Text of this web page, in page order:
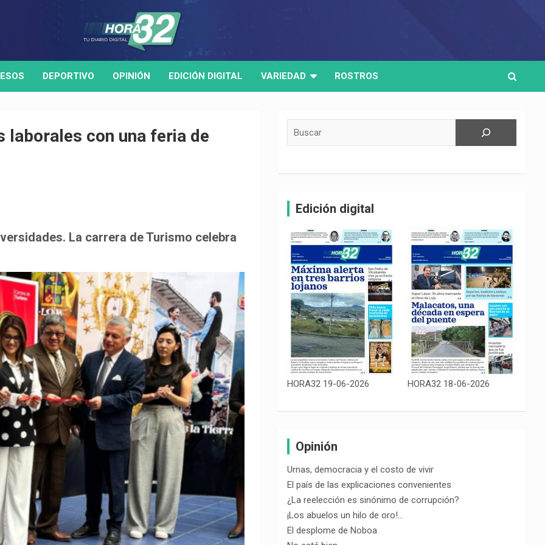
DEPORTIVO OPINIÓN EDICIÓN DIGITAL VARIEDAD ROSTROS
laborales con una feria de
La carrera de Turismo celebra
Edición digital
HORA32 19-06-2026 HORA32 18-06-2026
Opinión
Urnas, democracia y el costo de vivir
El país de las explicaciones convenientes
¿La reelección es sinónimo de corrupción?
¡Los abuelos un hilo de oro!…
El desplome de Noboa